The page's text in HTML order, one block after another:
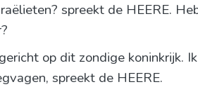
spreekt de HEERE.
op dit zondige koninkrijk.
spreekt de HEERE.